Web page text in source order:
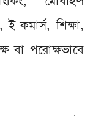
ই-কমার্স, শিক্ষা,
বা পরোক্ষভাবে